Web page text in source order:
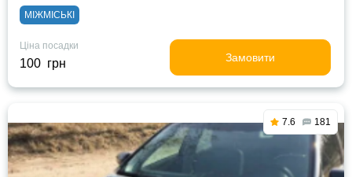
МІЖМІСЬКІ
Ціна посадки
100 грн Замовити
7.6 181